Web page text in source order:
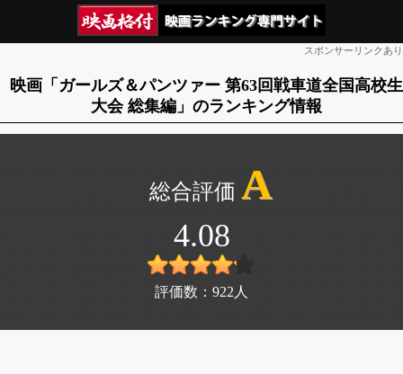
スポンサーリンクあり
映画「ガールズ＆パンツァー 第63回戦車道全国高校生
大会 総集編」のランキング情報
A
4.08
評価数： 922 人